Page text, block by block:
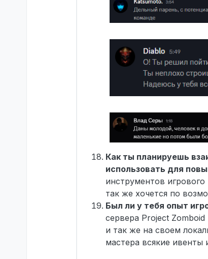
Как ты планируешь
использовать для
инструментов
так же хочется по
Был ли у тебя опыт
сервера Project
и так же на своем
мастера всякие ивенты